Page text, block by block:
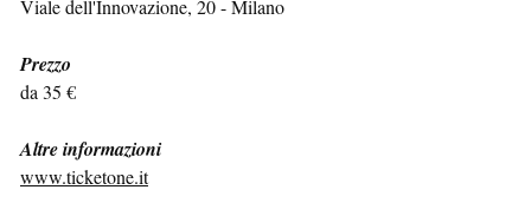
Viale dell'Innovazione, 20 - Milano
Prezzo
da 35 €
Altre informazioni
www.ticketone.it